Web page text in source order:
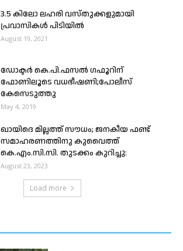
3.5 കിലോ ലഹരി വസ്‌തുക്കളുമായി
പ്രവാസികള്‍ പിടിയില്‍
August 19, 2021
ഡോക്ടർ കെ.പി.ഫസൽ ഗഫൂറിന്
ഫോണിലൂടെ വധഭീഷണി;പോലീസ്
കേസെടുത്തു
May 4, 2019
ഖായിദെ മില്ലത്ത് സൗധം; ജനകീയ ഫണ്ട്
സമാഹരണത്തിനു കുവൈത്ത്
കെ.എം.സി.സി. തുടക്കം കുറിച്ചു:
August 23, 2023
Load more